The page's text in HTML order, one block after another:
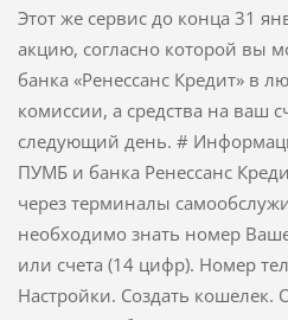
Этот же сервис до конца 31
акцию, согласно которой вы
банка «Ренессанс Кредит» в
комиссии, а средства на ваш
следующий день. #
ПУМБ и банка Ренессанс
через терминалы
необходимо знать номер
или счета (14 цифр). Номер
Настройки. Создать кошелек.